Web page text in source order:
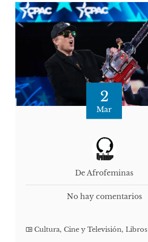
2
Mar
De Afrofeminas
No hay comentarios
Cultura, Cine y Televisión, Libros